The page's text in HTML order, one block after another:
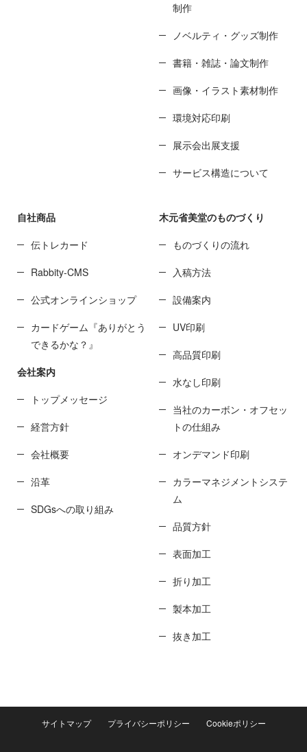
制作
ノベルティ・グッズ制作
書籍・雑誌・論文制作
画像・イラスト素材制作
環境対応印刷
展示会出展支援
サービス構造について
自社商品
伝トレカード
Rabbity-CMS
公式オンラインショップ
カードゲーム『ありがとう
できるかな？』
会社案内
トップメッセージ
経営方針
会社概要
沿革
SDGsへの取り組み
木元省美堂のものづくり
ものづくりの流れ
入稿方法
設備案内
UV印刷
高品質印刷
水なし印刷
当社のカーボン・オフセッ
トの仕組み
オンデマンド印刷
カラーマネジメントシステ
ム
品質方針
表面加工
折り加工
製本加工
抜き加工
サイトマップ プライバシーポリシー Cookieポリシー